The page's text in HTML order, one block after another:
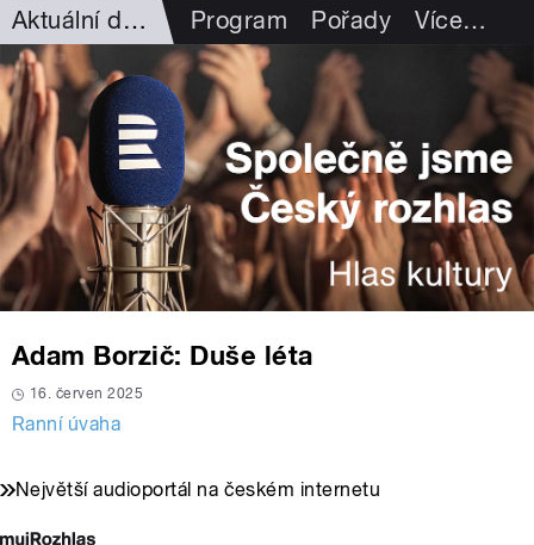
Aktuální dění Program Pořady Více…
Adam Borzič: Duše léta
16. červen 2025
Ranní úvaha
Největší audioportál na českém internetu